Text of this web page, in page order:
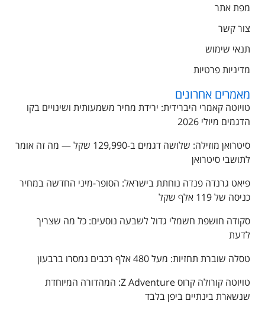
מפת אתר
צור קשר
תנאי שימוש
מדיניות פרטיות
מאמרים אחרונים
טויוטה קאמרי היברידית: ירידת מחיר משמעותית ושינויים בקו
הדגמים מיולי 2026
סיטרואן מוזילה: שלושה דגמים ב-129,990 שקל — מה זה אומר
לתושבי סיטרואן
פיאט גרנדה פנדה נוחתת בישראל: הסופר-מיני החדשה במחיר
כניסה של 119 אלף שקל
סקודה חושפת חשמלי גדול לשבעה נוסעים: כל מה שצריך
לדעת
טסלה שוברת תחזיות: מעל 480 אלף רכבים נמסרו ברבעון
טויוטה קורולה קרוס Z Adventure: המהדורה המיוחדת
שנשארת בינתיים ביפן בלבד